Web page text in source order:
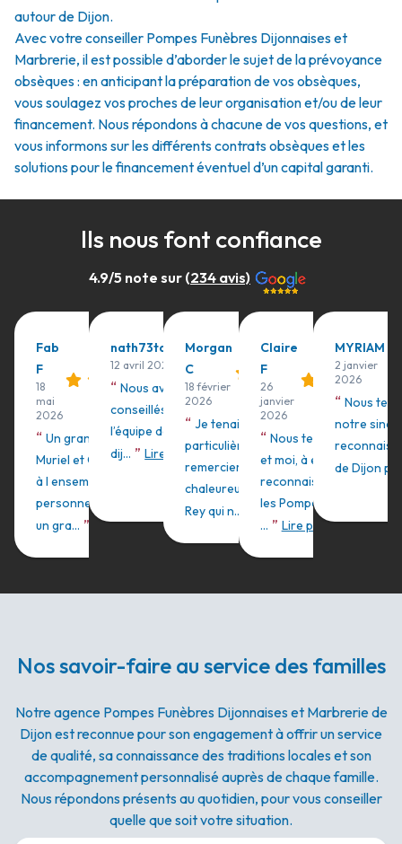
autour de Dijon.
Avec votre conseiller Pompes Funèbres Dijonnaises et
Marbrerie, il est possible d’aborder le sujet de la prévoyance
obsèques : en anticipant la préparation de vos obsèques,
vous soulagez vos proches de leur organisation et/ou de leur
financement. Nous répondons à chacune de vos questions, et
vous informons sur les différents contrats obsèques et les
solutions pour le financement éventuel d’un capital garanti.
Ils nous font confiance
4.9/5 note sur (234 avis)
Fab
F
18
mai
2026
“ Un grand merci à
Muriel et Céline ainsi qu
à l ensemble du
personnel qui ont été d
un gra... ” Lire plus
nath73tatali
12 avril 2026
“ Nous avons été très bien
conseillés et entourés par toute
l’équipe des pompes funèbres
dij... ” Lire plus
Morgan
C
18 février
2026
“ Je tenais tout
particulièrement à
remercier grandement et
chaleureusement Madame
Rey qui n...
Lire plus
Claire
F
26
janvier
2026
“ Nous tenons, mon
et moi, à exprimer notre
reconnaissance envers
les Pompes Funèbres
... ” Lire plus
MYRIAM
2 janvier
2026
“ Nous
notre
de Dijon
Nos savoir-faire au service des familles
Notre agence Pompes Funèbres Dijonnaises et Marbrerie de
Dijon est reconnue pour son engagement à offrir un service
de qualité, sa connaissance des traditions locales et son
accompagnement personnalisé auprès de chaque famille.
Nous répondons présents au quotidien, pour vous conseiller
quelle que soit votre situation.